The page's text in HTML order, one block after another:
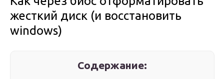
жесткий диск (и восстановить
windows)
Содержание: